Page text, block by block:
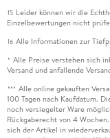
15 Leider können wir die
Einzelbewertungen nicht
16 Alle Informationen zur
* Alle Preise verstehen sich
Versand und anfallende
*** Alle online gekauften
100 Tagen nach Kaufdatum.
noch versiegelter Ware
Rückgaberecht von 4
sich der Artikel in